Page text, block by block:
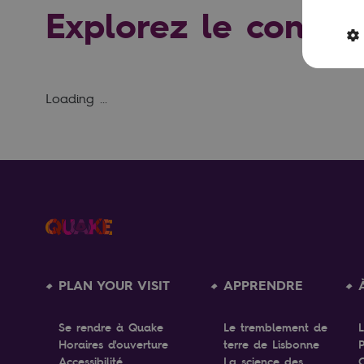
Explorez le
Loading ...
PLAN YOUR VISIT
Se rendre à Quake
Horaires d'ouverture
APPRENDRE
Le tremblement de
terre de Lisbonne